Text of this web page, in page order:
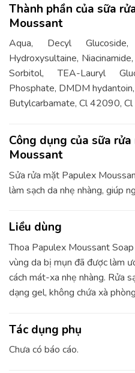
Thành phần của sữa
Moussant
Aqua, Decyl Glucoside,
Hydroxysultaine,
Sorbitol, TEA-Lauryl
Phosphate, DMDM
Butylcarbamate, Cl 42090,
Công dụng của sữa
Moussant
Sửa rửa mặt Papulex
làm sạch da nhẹ nhàng, giúp
Liều dùng
Thoa Papulex Moussant
vùng da bị mụn đã được làm
cách mát-xa nhẹ nhàng. Rửa
dạng gel, không chứa xà
Tác dụng phụ
Chưa có báo cáo.